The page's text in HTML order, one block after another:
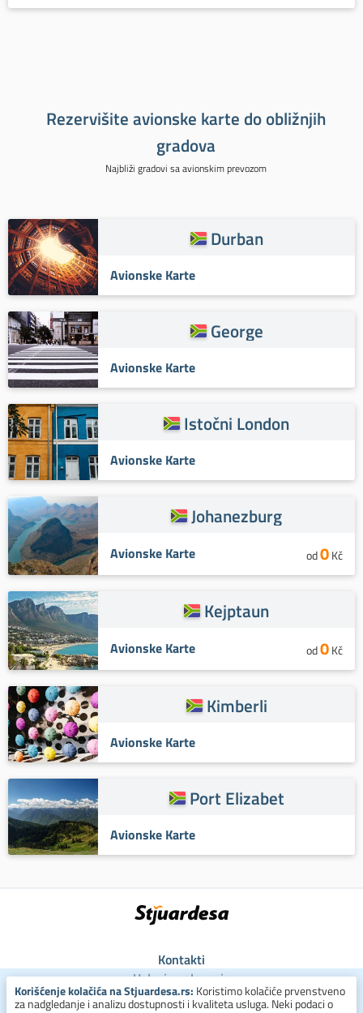
Rezervišite avionske karte do obližnjih
gradova
Najbliži gradovi sa avionskim prevozom
Durban
Avionske Karte
George
Avionske Karte
Istočni London
Avionske Karte
Johanezburg
Avionske Karte od0Kč
Kejptaun
Avionske Karte od0Kč
Kimberli
Avionske Karte
Port Elizabet
Avionske Karte
Kontakti
Uslovi poslovanja
Uslovi za kolačiće
Korišćenje kolačića na Stjuardesa.rs: Koristimo kolačiće prvenstveno
za nadgledanje i analizu dostupnosti i kvaliteta usluga. Neki podaci o